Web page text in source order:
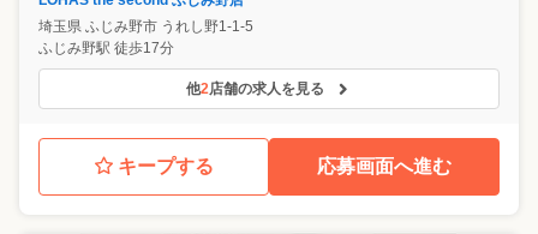
埼玉県 ふじみ野市 うれし野1-1-5
ふじみ野駅 徒歩17分
他2店舗の求人を見る
キープする 応募画面へ進む